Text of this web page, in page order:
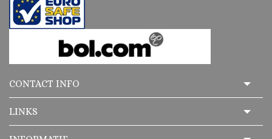
CONTACT INFO
LINKS